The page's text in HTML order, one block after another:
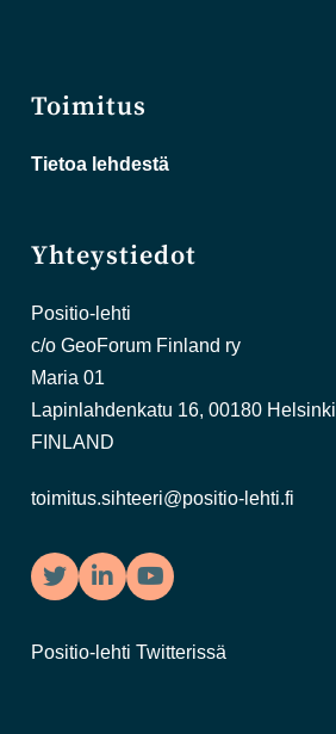
Toimitus
Tietoa lehdestä
Yhteystiedot
Positio-lehti
c/o GeoForum Finland ry
Maria 01
Lapinlahdenkatu 16, 00180 Helsinki
FINLAND
toimitus.sihteeri@positio-lehti.fi
TwitterLinkedInYouTube
Positio-lehti Twitterissä